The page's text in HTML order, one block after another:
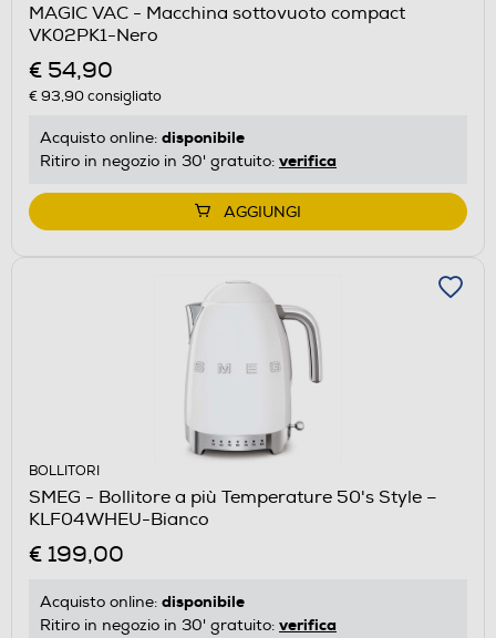
MAGIC VAC - Macchina sottovuoto compact
VK02PK1-Nero
€ 54,90
€ 93,90consigliato
Acquisto online: disponibile
Ritiro in negozio in 30' gratuito: verifica
AGGIUNGI
BOLLITORI
SMEG - Bollitore a più Temperature 50's Style –
KLF04WHEU-Bianco
€ 199,00
Acquisto online: disponibile
Ritiro in negozio in 30' gratuito: verifica